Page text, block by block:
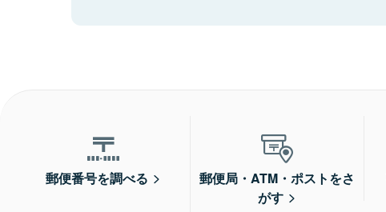
郵便番号を調べる
郵便局・ATM・ポストをさ
がす